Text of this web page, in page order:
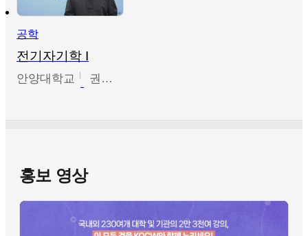
공학
전기자기학 I
안양대학교 권원현
홍보 영상